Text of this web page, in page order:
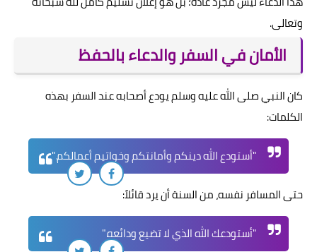
وتعالى.
الأمان في السفر والدعاء بالحفظ
كان النبي صلى الله عليه وسلم يودع أصحابه عند السفر بهذه
الكلمات:
"أستودع الله دينكم وأمانتكم وخواتيم أعمالكم."
حتى المسافر نفسه، من السنة أن يرد قائلاً:
"أستودعك الله الذي لا تضيع ودائعه."